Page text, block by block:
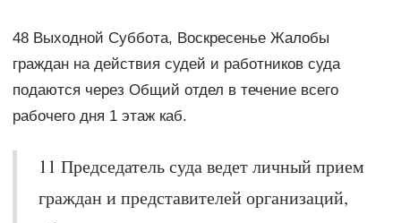
48 Выходной Суббота, Воскресенье Жалобы
граждан на действия судей и работников суда
подаются через Общий отдел в течение всего
рабочего дня 1 этаж каб.
11 Председатель суда ведет личный прием
граждан и представителей организаций,